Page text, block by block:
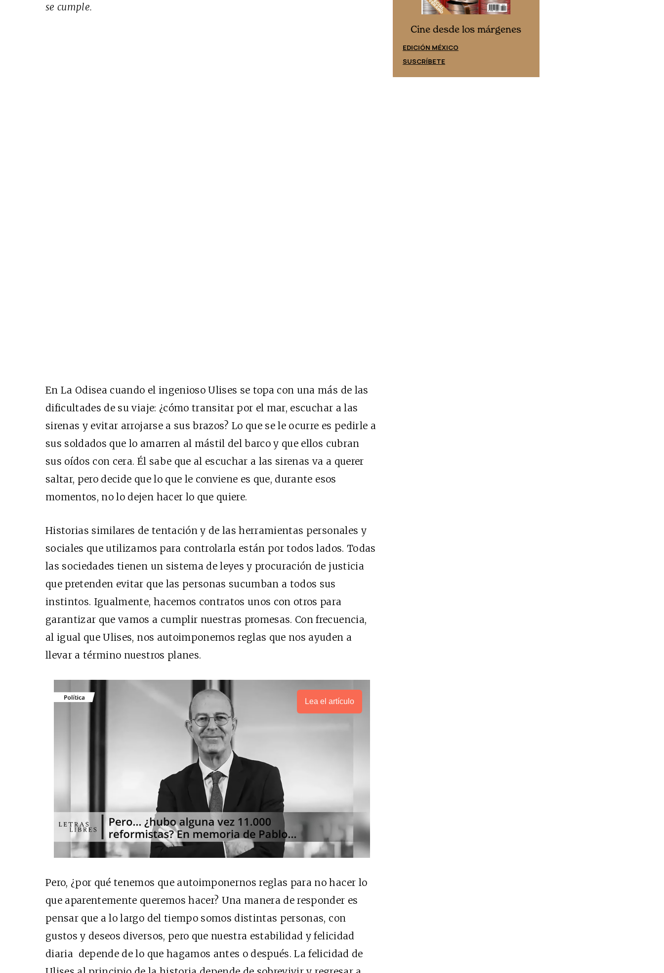
se cumple.
En La Odisea cuando el ingenioso Ulises se topa con una más de las
dificultades de su viaje: ¿cómo transitar por el mar, escuchar a las
sirenas y evitar arrojarse a sus brazos? Lo que se le ocurre es pedirle a
sus soldados que lo amarren al mástil del barco y que ellos cubran
sus oídos con cera. Él sabe que al escuchar a las sirenas va a querer
saltar, pero decide que lo que le conviene es que, durante esos
momentos, no lo dejen hacer lo que quiere.
Historias similares de tentación y de las herramientas personales y
sociales que utilizamos para controlarla están por todos lados. Todas
las sociedades tienen un sistema de leyes y procuración de justicia
que pretenden evitar que las personas sucumban a todos sus
instintos. Igualmente, hacemos contratos unos con otros para
garantizar que vamos a cumplir nuestras promesas. Con frecuencia,
al igual que Ulises, nos autoimponemos reglas que nos ayuden a
llevar a término nuestros planes.
Lea el artículo
Pero, ¿por qué tenemos que autoimponernos reglas para no hacer lo
que aparentemente queremos hacer? Una manera de responder es
pensar que a lo largo del tiempo somos distintas personas, con
gustos y deseos diversos, pero que nuestra estabilidad y felicidad
diaria depende de lo que hagamos antes o después. La felicidad de
Cine desde los márgenes
EDICIÓN MÉXICO
SUSCRÍBETE